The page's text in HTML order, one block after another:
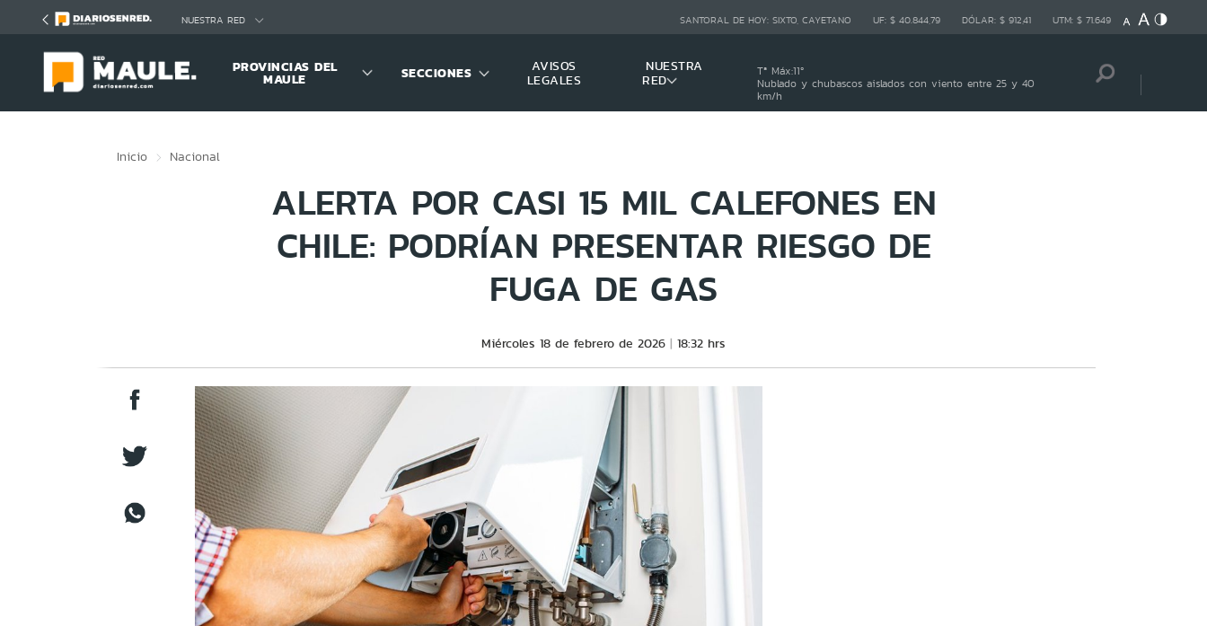
NUESTRA RED SANTORAL DE HOY: SIXTO, CAYETANO UF: $ 40.844,79 DÓLAR: $ 912,41 UTM: $ 71.649
PROVINCIAS DEL
MAULE SECCIONES
AVISOS
LEGALES
NUESTRA
RED
Tª Máx:11º
Nublado y chubascos aislados con viento entre 25 y 40
km/h
Inicio Nacional
ALERTA POR CASI 15 MIL CALEFONES EN
CHILE: PODRÍAN PRESENTAR RIESGO DE
FUGA DE GAS
Miércoles 18 de febrero de 2026 18:32 hrs